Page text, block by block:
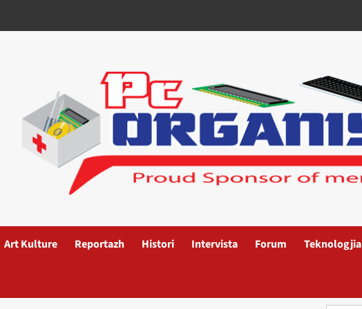
Art Kulture Reportazh Histori Intervista Forum Teknologjia